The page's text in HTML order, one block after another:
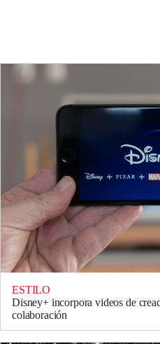
ESTILO
Disney+ incorpora videos de
colaboración